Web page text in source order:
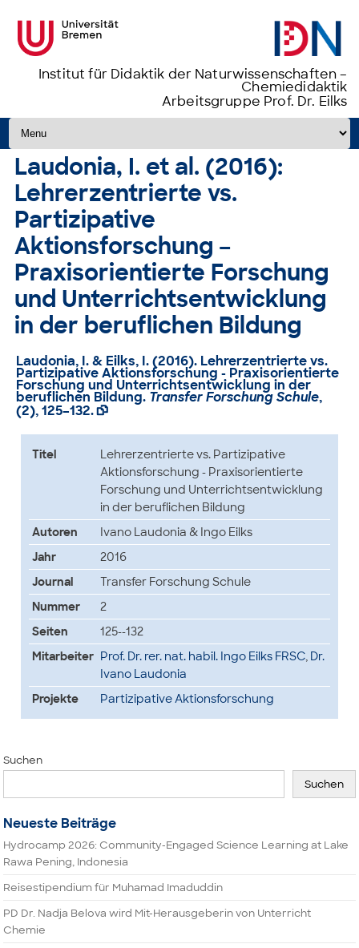
Institut für Didaktik der Naturwissenschaften –
Chemiedidaktik
Arbeitsgruppe Prof. Dr. Eilks
Zum Inhalt springen
Laudonia, I. et al. (2016):
Lehrerzentrierte vs.
Partizipative
Aktionsforschung –
Praxisorientierte Forschung
und Unterrichtsentwicklung
in der beruflichen Bildung
Laudonia, I. & Eilks, I. (2016). Lehrerzentrierte vs.
Partizipative Aktionsforschung - Praxisorientierte
Forschung und Unterrichtsentwicklung in der
beruflichen Bildung. Transfer Forschung Schule,
(2), 125–132. 
Titel
Lehrerzentrierte vs. Partizipative
Aktionsforschung - Praxisorientierte
Forschung und Unterrichtsentwicklung
in der beruflichen Bildung
Autoren
Ivano Laudonia & Ingo Eilks
Jahr
2016
Journal
Transfer Forschung Schule
Nummer
2
Seiten
125--132
Mitarbeiter Prof. Dr. rer. nat. habil. Ingo Eilks FRSC, Dr.
Ivano Laudonia
Projekte
Partizipative Aktionsforschung
Suchen
Suchen
Neueste Beiträge
Hydrocamp 2026: Community-Engaged Science Learning at Lake
Rawa Pening, Indonesia
Reisestipendium für Muhamad Imaduddin
PD Dr. Nadja Belova wird Mit-Herausgeberin von Unterricht
Chemie